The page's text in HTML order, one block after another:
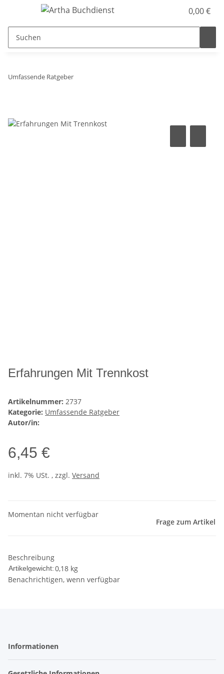
0,00 €
Umfassende Ratgeber
Erfahrungen Mit Trennkost
Artikelnummer: 2737
Kategorie: Umfassende Ratgeber
Autor/in:
6,45 €
inkl. 7% USt. , zzgl. Versand
Momentan nicht verfügbar
Frage zum Artikel
Beschreibung
Artikelgewicht:0,18 kg
Benachrichtigen, wenn verfügbar
Informationen